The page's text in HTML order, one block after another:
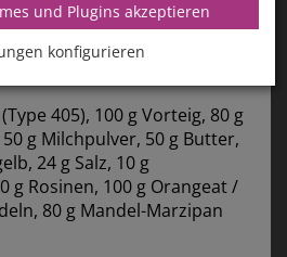
405), 100 g Vorteig, 80 g
g Milchpulver, 50 g Butter,
24 g Salz, 10 g
g Rosinen, 100 g Orangeat /
80 g Mandel-Marzipan
und Plugins akzeptieren
konfigurieren